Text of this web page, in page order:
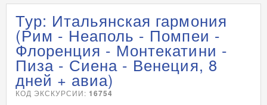
Тур: Итальянская гармония
(Рим - Неаполь - Помпеи -
Флоренция - Монтекатини -
Пиза - Сиена - Венеция, 8
дней + авиа)
КОД ЭКСКУРСИИ: 16754